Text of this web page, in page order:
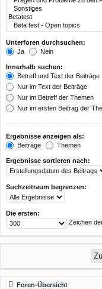
Unterforen durchsuchen:
Ja
Nein
Innerhalb suchen:
Betreff und Text der Beiträge
Nur im Text der Beiträge
Nur im Betreff der Themen
Nur im ersten Beitrag der
Ergebnisse anzeigen als:
Beiträge
Themen
Ergebnisse sortieren nach:
Suchzeitraum begrenzen:
Die ersten:
Zeichen
Foren-Übersicht